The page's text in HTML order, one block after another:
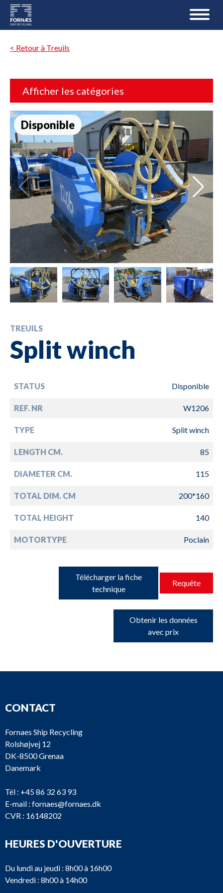
< Retour à Treuils
Afficher les catégories
Disponible
TREUILS
Split winch
STATUS Disponible
REF. NR W1206
TYPE Split winch
LENGTH CM. 85
DIAMETER CM. 115
TOTAL DIM. CM 200*160
TOTAL HEIGHT 140
MOTORTYPE Poclain
Télécharger la fiche
technique
Requête
Obtenir les données
avec prix
CONTACT
Fornaes Ship Recycling
Rolshøjvej 12
DK-8500 Grenaa
Danemark
Tél : +45 86 32 63 93
E-mail : fornaes@fornaes.dk
CVR : 16148202
HEURES D'OUVERTURE
Du lundi au jeudi : 8h00 à 16h00
Vendredi : 8h00 à 14h00